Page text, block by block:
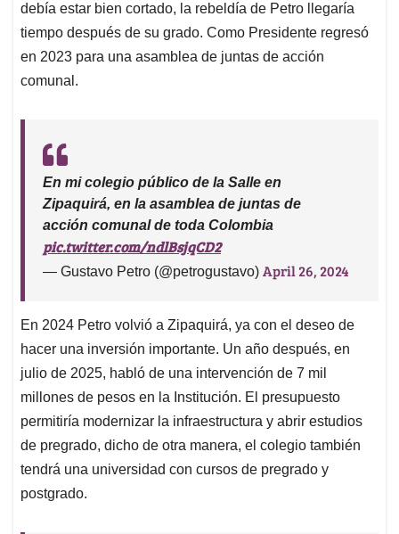
debía estar bien cortado, la rebeldía de Petro llegaría
tiempo después de su grado. Como Presidente regresó
en 2023 para una asamblea de juntas de acción
comunal.
En mi colegio público de la Salle en
Zipaquirá, en la asamblea de juntas de
acción comunal de toda Colombia
pic.twitter.com/ndlBsjqCD2
— Gustavo Petro (@petrogustavo) April 26, 2024
En 2024 Petro volvió a Zipaquirá, ya con el deseo de
hacer una inversión importante. Un año después, en
julio de 2025, habló de una intervención de 7 mil
millones de pesos en la Institución. El presupuesto
permitiría modernizar la infraestructura y abrir estudios
de pregrado, dicho de otra manera, el colegio también
tendrá una universidad con cursos de pregrado y
postgrado.